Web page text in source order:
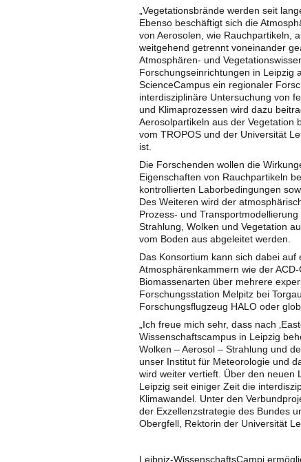
„Vegetationsbrände werden seit
Ebenso beschäftigt sich die
von Aerosolen, wie Rauchpartikeln,
weitgehend getrennt voneinander
Atmosphären- und
Forschungseinrichtungen in Leipzig
ScienceCampus ein regionaler
interdisziplinäre Untersuchung von
und Klimaprozessen wird dazu
Aerosolpartikeln aus der Vegetation
vom TROPOS und der Universität
ist.
Die Forschenden wollen die
Eigenschaften von Rauchpartikeln
kontrollierten Laborbedingungen
Des Weiteren wird der
Prozess- und
Strahlung, Wolken und Vegetation
vom Boden aus abgeleitet werden.
Das Konsortium kann sich dabei
Atmosphärenkammern wie der
Biomassenarten über mehrere
Forschungsstation Melpitz bei
Forschungsflugzeug HALO oder
„Ich freue mich sehr, dass nach
Wissenschaftscampus in Leipzig
Wolken – Aerosol – Strahlung und
unser Institut für Meteorologie und
wird weiter vertieft. Über den neuen
Leipzig seit einiger Zeit die
Klimawandel. Unter den
der Exzellenzstrategie des Bundes
Obergfell, Rektorin der Universität
Leibniz-WissenschaftsCampi